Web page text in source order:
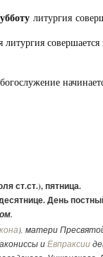
литургия
литургия
ст.ст.), пятница.
День
), матери
иЕвпраксии